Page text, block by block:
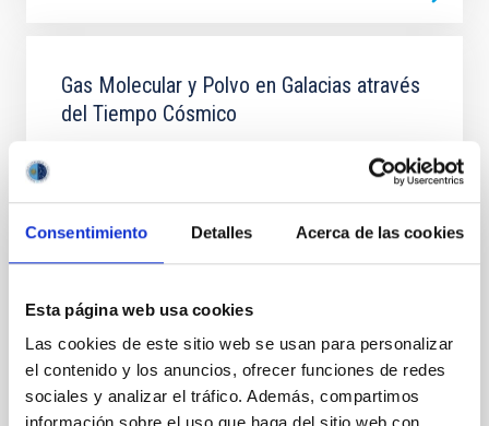
Consentimiento Detalles Acerca de las cookies
Esta página web usa cookies
Las cookies de este sitio web se usan para personalizar
el contenido y los anuncios, ofrecer funciones de redes
sociales y analizar el tráfico. Además, compartimos
Gas Molecular y Polvo en Galacias através
del Tiempo Cósmico
la conversión de gas molecuar en estrellas y cómo
estelares, galaxias hasta cúmulos de galaxias. El
objectivo principal de este proyecto es el de estudiar
Helmut Dannerbauer
En ejecución